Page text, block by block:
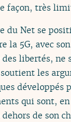
façon, très
du Net se
la 5G, avec
libertés, ne
soutient les
développés
qui sont,
de son